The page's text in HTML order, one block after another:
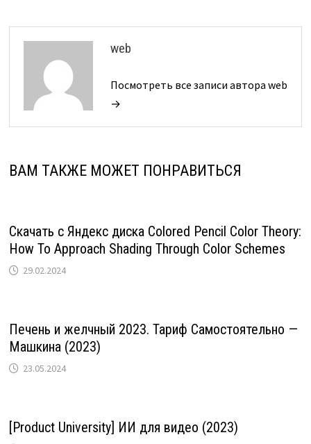
web
Посмотреть все записи автора web
→
ВАМ ТАКЖЕ МОЖЕТ ПОНРАВИТЬСЯ
Скачать с Яндекс диска Colored Pencil Color Theory:
How To Approach Shading Through Color Schemes
29.02.2024
Печень и желчный 2023. Тариф Самостоятельно —
Машкина (2023)
23.05.2024
[Product University] ИИ для видео (2023)